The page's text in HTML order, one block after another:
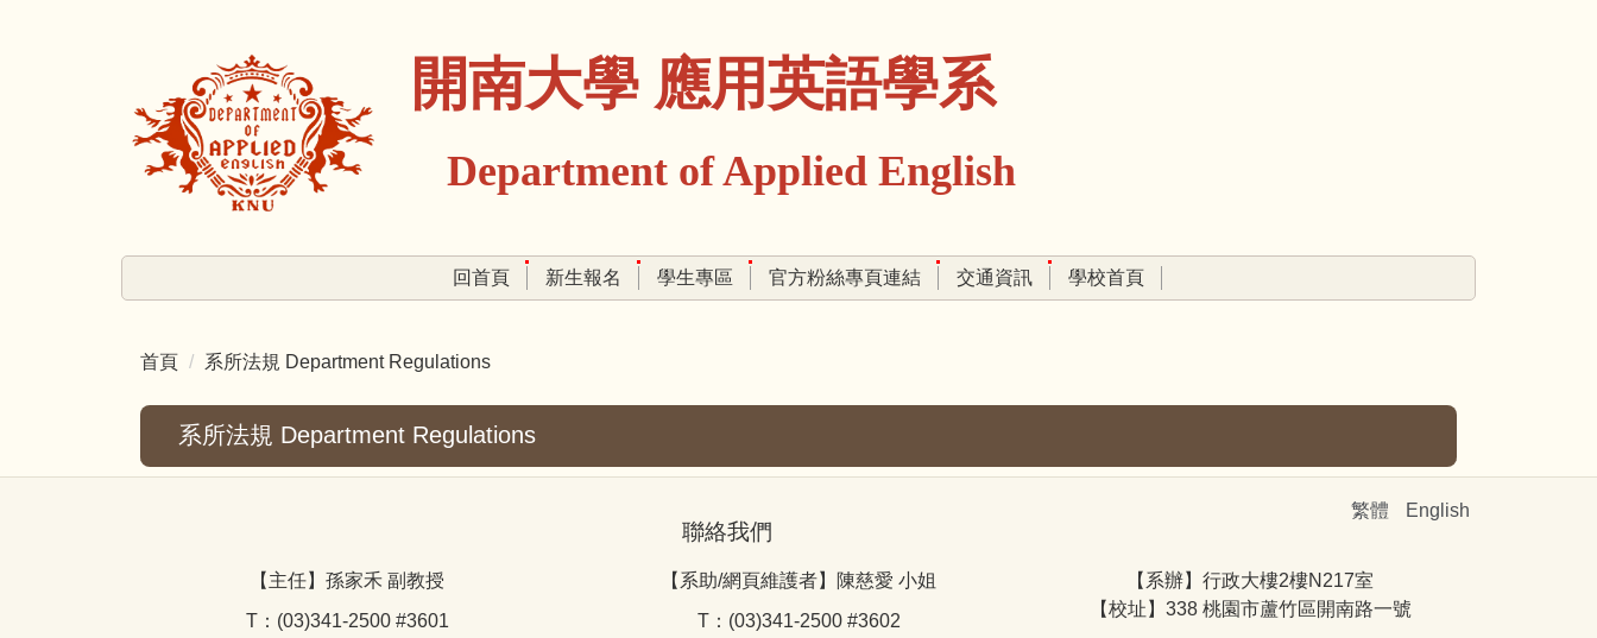
開南大學 應用英語學系
Department of Applied English
回首頁 新生報名 學生專區 官方粉絲專頁連結 交通資訊 學校首頁
首頁 系所法規 Department Regulations
系所法規 Department Regulations
繁體 English
聯絡我們
【主任】孫家禾 副教授
T：(03)341-2500 #3601
【系助/網頁維護者】陳慈愛 小姐
T：(03)341-2500 #3602
【系辦】行政大樓2樓N217室
【校址】338 桃園市蘆竹區開南路一號